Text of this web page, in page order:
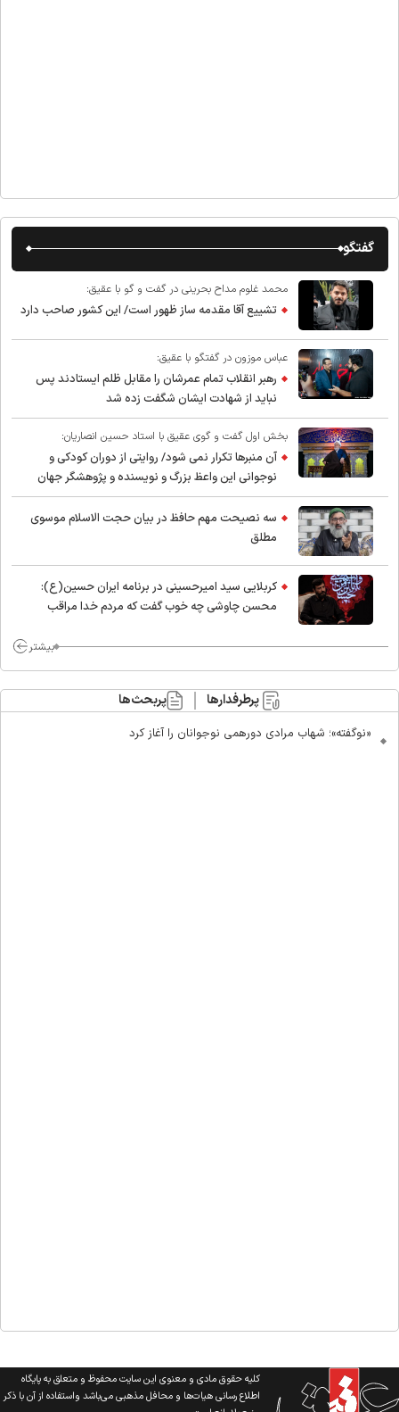
گفتگو
محمد غلوم مداح بحرینی در گفت و گو با عقیق:
تشییع آقا مقدمه ساز ظهور است/ این کشور صاحب دارد
عباس موزون در گفتگو با عقیق:
رهبر انقلاب تمام عمرشان را مقابل ظلم ایستادند پس
نباید از شهادت ایشان شگفت زده شد
بخش اول گفت و گوی عقیق با استاد حسین انصاریان:
آن منبرها تکرار نمی شود/ روایتی از دوران کودکی و
نوجوانی این واعظ بزرگ و نویسنده و پژوهشگر جهان
اسلام
سه نصیحت مهم حافظ در بیان حجت الاسلام موسوی
مطلق
کربلایی سید امیر‌حسینی در برنامه ایران حسین(ع):
محسن چاوشی چه خوب گفت که مردم خدا مراقب
بیشتر
پرطرفدارها پربحث‌ها
«نوگفته»؛ شهاب مرادی دورهمی نوجوانان را آغاز کرد
کلیه حقوق مادی و معنوی این سایت محفوظ و متعلق به پایگاه
اطلاع رسانی هیات‌ها و محافل مذهبی می‌باشد واستفاده از آن با ذکر